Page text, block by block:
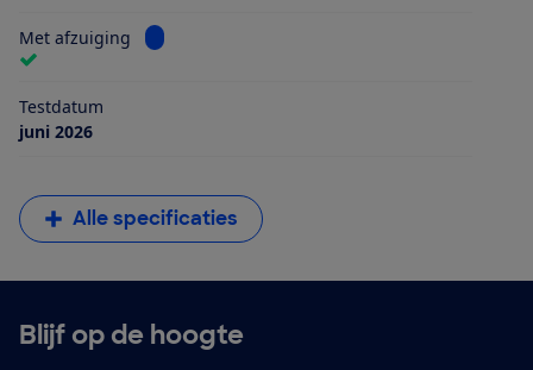
Met afzuiging Bekijk informatie voor Met afzuiging
Testdatum
juni 2026
Alle specificaties
Blijf op de hoogte